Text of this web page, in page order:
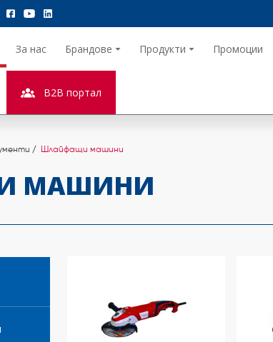
За нас Брандове Продукти Промоции
B2B портал
Шлайфащи машини
МАШИНИ